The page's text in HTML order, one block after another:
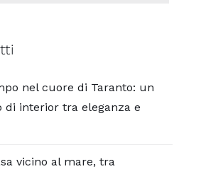
nel cuore di Taranto: un
di interior tra eleganza e
vicino al mare, tra